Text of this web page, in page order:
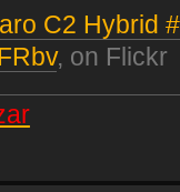
C2 Hybrid
, on Flickr